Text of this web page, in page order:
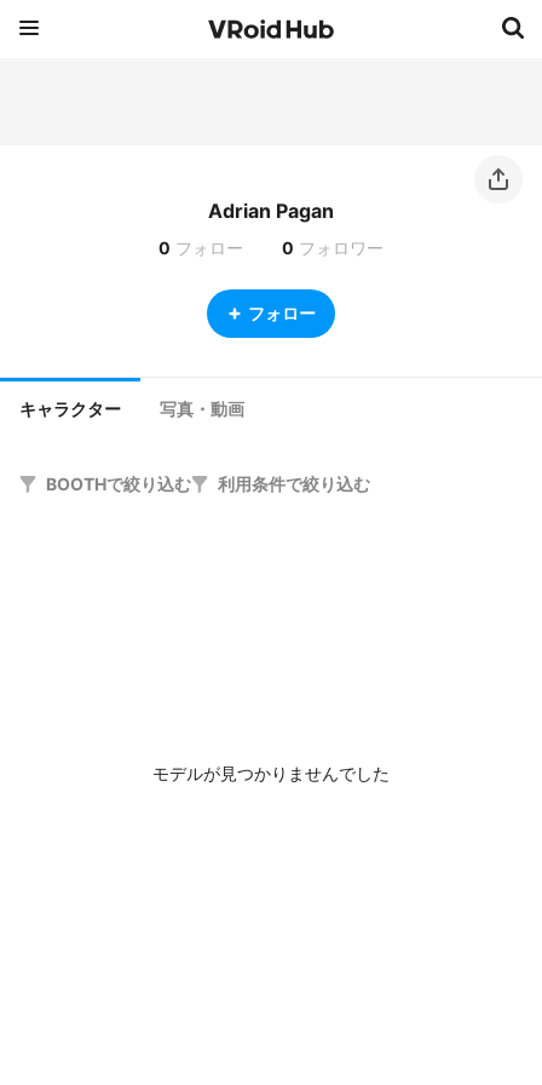
Adrian Pagan
0 フォロー 0 フォロワー
フォロー
キャラクター 写真・動画
BOOTHで絞り込む 利用条件で絞り込む
モデルが見つかりませんでした